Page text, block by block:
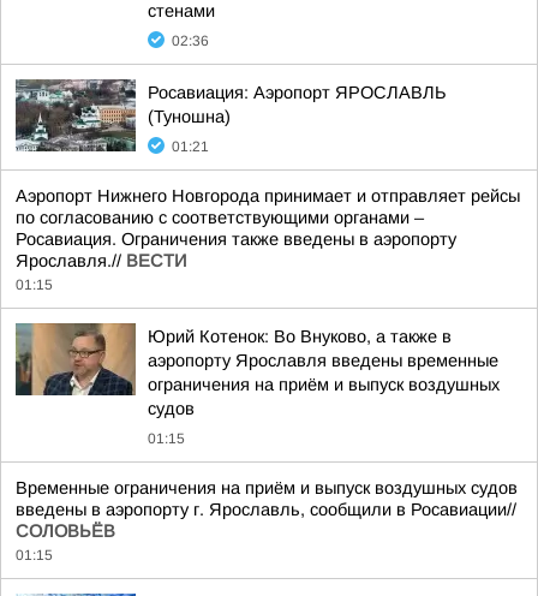
стенами
02:36
Росавиация: Аэропорт ЯРОСЛАВЛЬ
(Туношна)
01:21
Аэропорт Нижнего Новгорода принимает и отправляет рейсы
по согласованию с соответствующими органами –
Росавиация. Ограничения также введены в аэропорту
Ярославля.// ВЕСТИ
01:15
Юрий Котенок: Во Внуково, а также в
аэропорту Ярославля введены временные
ограничения на приём и выпуск воздушных
судов
01:15
Временные ограничения на приём и выпуск воздушных судов
введены в аэропорту г. Ярославль, сообщили в Росавиации//
СОЛОВЬЁВ
01:15